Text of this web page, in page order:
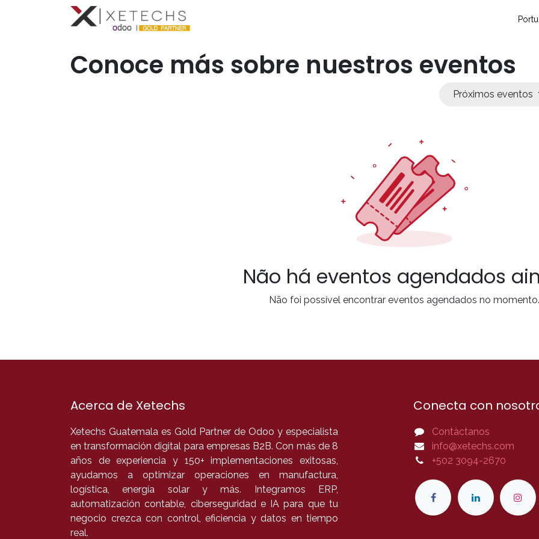
Conoce más sobre nuestros eventos
Próximos eventos
Não há eventos agendados
Não foi possível encontrar eventos agendados no momento.
Acerca de Xetechs
Xetechs Guatemala es Gold Partner de Odoo y especialista
en transformación digital para empresas B2B. Con más de 8
años de experiencia y 150+ implementaciones exitosas,
ayudamos a optimizar operaciones en manufactura,
logística, energía solar y más. Integramos ERP,
automatización contable, ciberseguridad e IA para que tu
negocio crezca con control, eficiencia y datos en tiempo
real.
Conecta con
Contàctanos
info@xetechs.com
+502 3094-2670